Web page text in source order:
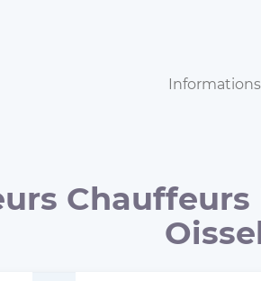
Informations
Chauffeurs